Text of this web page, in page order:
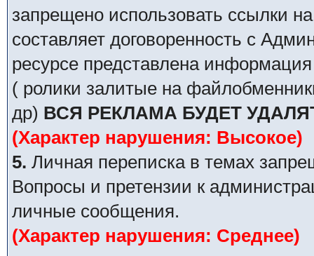
запрещено использовать ссылки
составляет договоренность с
ресурсе представлена
( ролики залитые на
др) ВСЯ РЕКЛАМА БУДЕТ
(Характер нарушения: Высокое)
5. Личная переписка в темах
Вопросы и претензии к
личные сообщения.
(Характер нарушения: Среднее)